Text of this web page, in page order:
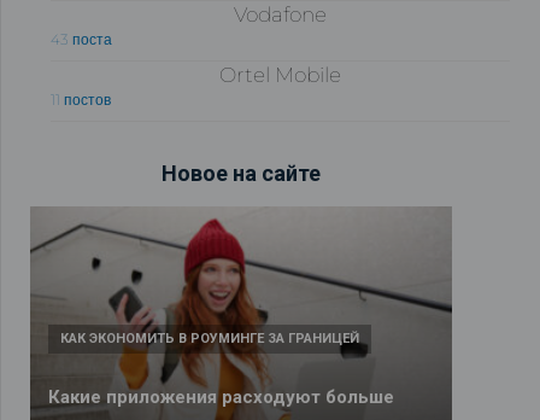
Vodafone
43 поста
Ortel Mobile
11 постов
Новое на сайте
Какие приложения расходуют больше
КАК ЭКОНОМИТЬ В РОУМИНГЕ ЗА ГРАНИЦЕЙ